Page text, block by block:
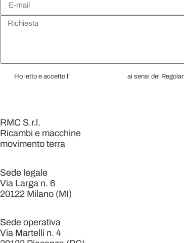
Ho letto e accetto l’ ai sensi del
RMC S.r.l.
Ricambi e macchine
movimento terra
Sede legale
Via Larga n. 6
20122 Milano (MI)
Sede operativa
Via Martelli n. 4